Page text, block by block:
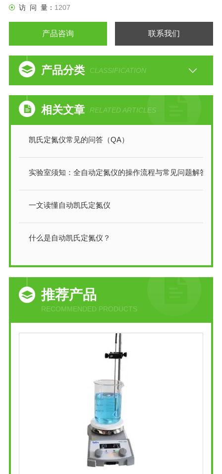
访 问 量： 1207
产品咨询 联系我们
产品分类 CLASSIFICATION
相关文章 RELATED ARTICLES
凯氏定氮仪常见的问答（QA）
实验室须知：全自动定氮仪的操作流程与常见问题解答
一文读懂自动凯氏定氮仪
什么是自动凯氏定氮仪？
推荐产品
RECOMMENDED PRODUCTS